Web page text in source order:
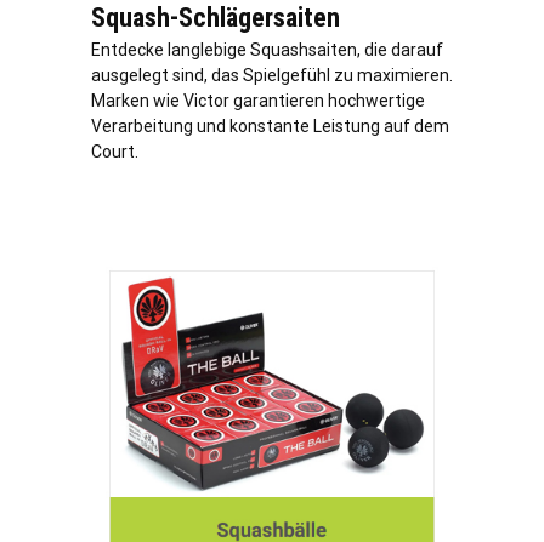
Squash-Schlägersaiten
Entdecke langlebige Squashsaiten, die darauf
ausgelegt sind, das Spielgefühl zu maximieren.
Marken wie Victor garantieren hochwertige
Verarbeitung und konstante Leistung auf dem
Court.